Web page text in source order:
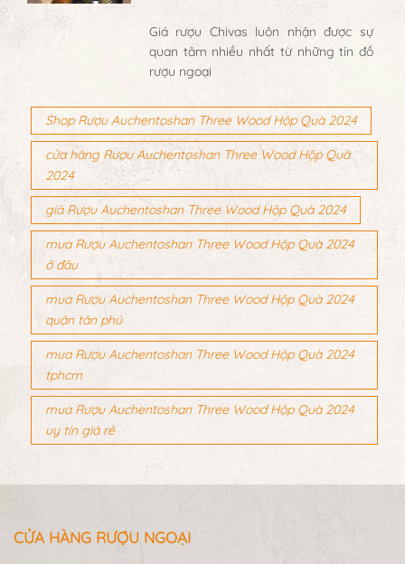
Giá rượu Chivas luôn nhận được sự
quan tâm nhiều nhất từ những tín đồ
rượu ngoại
Shop Rượu Auchentoshan Three Wood Hộp Quà 2024
cửa hàng Rượu Auchentoshan Three Wood Hộp Quà
2024
giá Rượu Auchentoshan Three Wood Hộp Quà 2024
mua Rượu Auchentoshan Three Wood Hộp Quà 2024
ở đâu
mua Rượu Auchentoshan Three Wood Hộp Quà 2024
quận tân phú
mua Rượu Auchentoshan Three Wood Hộp Quà 2024
tphcm
mua Rượu Auchentoshan Three Wood Hộp Quà 2024
uy tín giá rẻ
CỬA HÀNG RƯỢU NGOẠI